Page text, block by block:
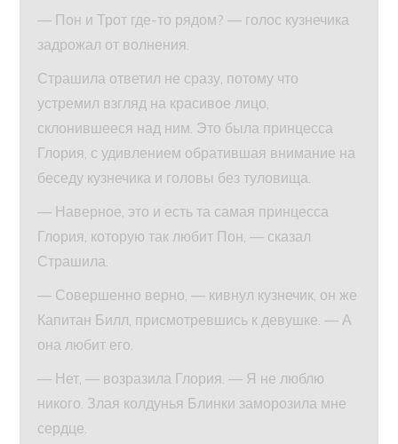
— Пон и Трот где-то рядом? — голос кузнечика
задрожал от волнения.
Страшила ответил не сразу, потому что
устремил взгляд на красивое лицо,
склонившееся над ним. Это была принцесса
Глория, с удивлением обратившая внимание на
беседу кузнечика и головы без туловища.
— Наверное, это и есть та самая принцесса
Глория, которую так любит Пон, — сказал
Страшила.
— Совершенно верно, — кивнул кузнечик, он же
Капитан Билл, присмотревшись к девушке. — А
она любит его.
— Нет, — возразила Глория. — Я не люблю
никого. Злая колдунья Блинки заморозила мне
сердце.